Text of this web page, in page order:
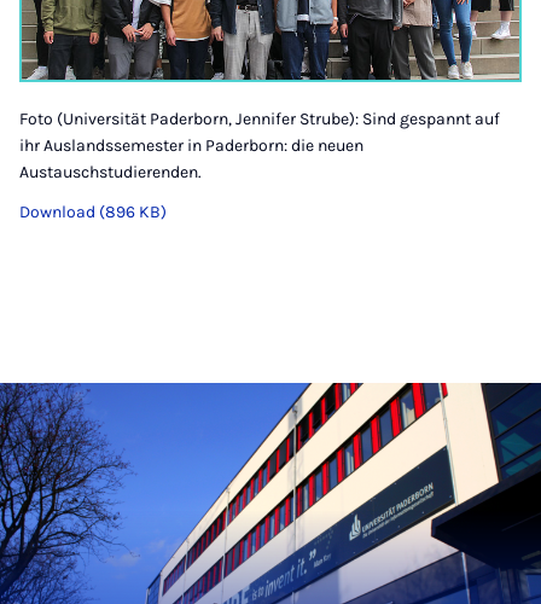
Foto (Universität Paderborn, Jennifer Strube): Sind gespannt auf
ihr Auslandssemester in Paderborn: die neuen
Austauschstudierenden.
Download (896 KB)